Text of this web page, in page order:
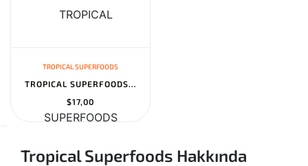
TROPICAL SUPERFOODS
TROPICAL SUPERFOODS WILDCRAFTED ORGANIC SEA MOSS 4OZ MAKES 80OZ N...
$17,00
Tropical Superfoods Hakkında